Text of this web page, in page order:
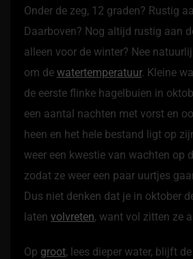
Onder de zeg, 12 graden? Rustig
Daarboven? Nog altijd rustig aan
alleen voor de winter? Nee
om de watertemperatuur. Kleine
de eerste flinke hagelbuien in
een aantal nachten met vorst en
heen en het hele bestand ligt op
weer een kwestie van wachten op
zodat ze weer een paar uurtjes
Dus niet denken dat je in oktober
laten volvreten, want vol zitten ze
Op groot, lees dieper water, blijft